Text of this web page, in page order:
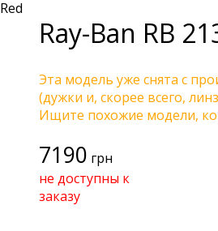
Ray-Ban RB
Эта модель уже снята с
(дужки и, скорее всего,
Ищите похожие модели,
7190 грн
не доступны к
заказу